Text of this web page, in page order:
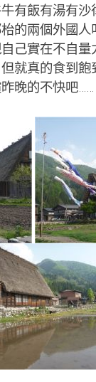
有飯有湯有沙
的兩個外國人
己實在不自量
就真的食到飽
晚的不快吧……